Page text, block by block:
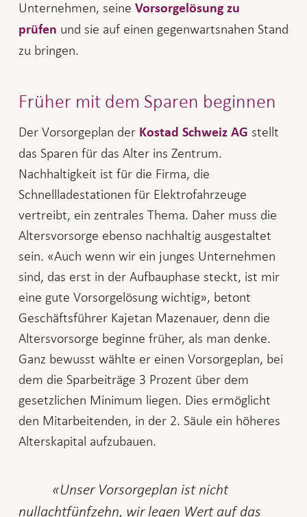
Unternehmen, seine Vorsorgelösung zu
prüfen und sie auf einen gegenwartsnahen Stand
zu bringen.
Früher mit dem Sparen beginnen
Der Vorsorgeplan der Kostad Schweiz AG stellt
das Sparen für das Alter ins Zentrum.
Nachhaltigkeit ist für die Firma, die
Schnellladestationen für Elektrofahrzeuge
vertreibt, ein zentrales Thema. Daher muss die
Altersvorsorge ebenso nachhaltig ausgestaltet
sein. «Auch wenn wir ein junges Unternehmen
sind, das erst in der Aufbauphase steckt, ist mir
eine gute Vorsorgelösung wichtig», betont
Geschäftsführer Kajetan Mazenauer, denn die
Altersvorsorge beginne früher, als man denke.
Ganz bewusst wählte er einen Vorsorgeplan, bei
dem die Sparbeiträge 3 Prozent über dem
gesetzlichen Minimum liegen. Dies ermöglicht
den Mitarbeitenden, in der 2. Säule ein höheres
Alterskapital aufzubauen.
Unser Vorsorgeplan ist nicht
nullachtfünfzehn, wir legen Wert auf das